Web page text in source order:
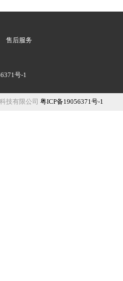
售后服务
号-1
技有限公司 粤ICP备19056371号-1